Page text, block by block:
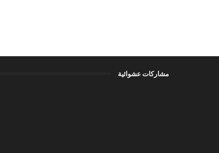
مشاركات عشوائية